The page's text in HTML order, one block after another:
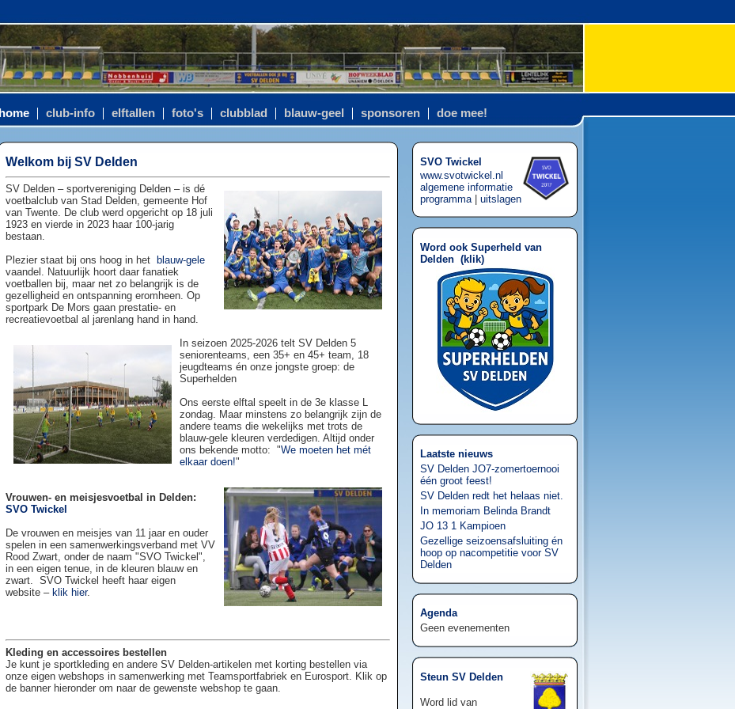
home club-info elftallen foto's clubblad blauw-geel sponsoren doe mee!
Welkom bij SV Delden
SV Delden – sportvereniging Delden – is dé
voetbalclub van Stad Delden, gemeente Hof
van Twente. De club werd opgericht op 18 juli
1923 en vierde in 2023 haar 100-jarig
bestaan.
Plezier staat bij ons hoog in het
blauw-gele
vaandel. Natuurlijk hoort daar fanatiek
voetballen bij, maar net zo belangrijk is de
gezelligheid en ontspanning eromheen. Op
sportpark De Mors gaan prestatie- en
recreatievoetbal al jarenlang hand in hand.
In seizoen 2025-2026 telt SV Delden 5
seniorenteams, een 35+ en 45+ team, 18
jeugdteams én onze jongste groep: de
Superhelden
Ons eerste elftal speelt in de 3e klasse L
zondag. Maar minstens zo belangrijk zijn de
andere teams die wekelijks met trots de
blauw-gele kleuren verdedigen. Altijd onder
ons bekende motto: "We moeten het mét
elkaar doen!"
Vrouwen- en meisjesvoetbal in Delden:
SVO Twickel
De vrouwen en meisjes van 11 jaar en ouder
spelen in een samenwerkingsverband met VV
Rood Zwart, onder de naam "SVO Twickel",
in een eigen tenue, in de kleuren blauw en
zwart. SVO Twickel heeft haar eigen
website – klik hier.
Kleding en accessoires bestellen
Je kunt je sportkleding en andere SV Delden-artikelen met korting bestellen via
onze eigen webshops in samenwerking met Teamsportfabriek en Eurosport. Klik op
de banner hieronder om naar de gewenste webshop te gaan.
SVO Twickel
www.svotwickel.nl
algemene informatie
programma| uitslagen
Word ook Superheld van
Delden (klik)
Laatste nieuws
SV Delden JO7-zomertoernooi
één groot feest!
SV Delden redt het helaas niet.
In memoriam Belinda Brandt
JO 13 1 Kampioen
Gezellige seizoensafsluiting én
hoop op nacompetitie voor SV
Delden
Agenda
Geen evenementen
Steun SV Delden
Word lid van